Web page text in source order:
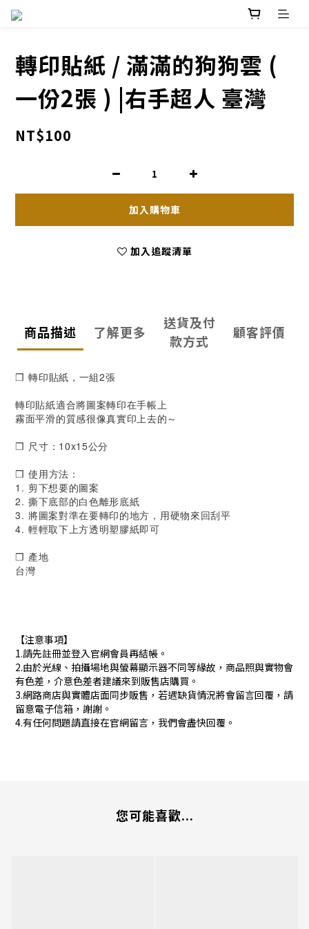
轉印貼紙 / 滿滿的狗狗雲 (
一份2張 ) |右手超人 臺灣
NT$100
加入購物車
加入追蹤清單
商品描述 了解更多
送貨及付
款方式
顧客評價
❒ 轉印貼紙，一組2張
轉印貼紙適合將圖案轉印在手帳上
霧面平滑的質感很像真實印上去的～
❒ 尺寸：10x15公分
❒ 使用方法：
1. 剪下想要的圖案
2. 撕下底部的白色離形底紙
3. 將圖案對準在要轉印的地方，用硬物來回刮平
4. 輕輕取下上方透明塑膠紙即可
❒ 產地
台灣
【注意事項】
1.請先註冊並登入官網會員再結帳。
2.由於光線、拍攝場地與螢幕顯示器不同等緣故，商品照與實物會
有色差，介意色差者建議來到販售店購買。
3.網路商店與實體店面同步販售，若遇缺貨情況將會留言回覆，請
留意電子信箱，謝謝。
4.有任何問題請直接在官網留言，我們會盡快回覆。
您可能喜歡...